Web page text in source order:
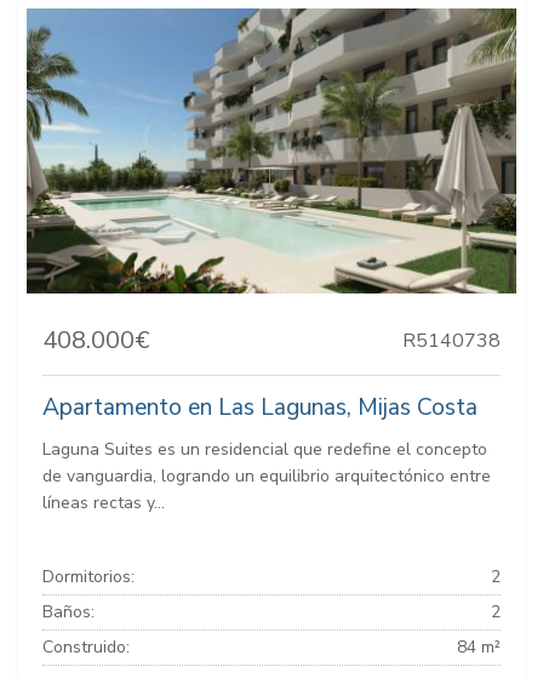
408.000€ R5140738
Apartamento en Las Lagunas, Mijas Costa
Laguna Suites es un residencial que redefine el concepto
de vanguardia, logrando un equilibrio arquitectónico entre
líneas rectas y...
Dormitorios:
2
Baños:
2
Construido:
84 m²